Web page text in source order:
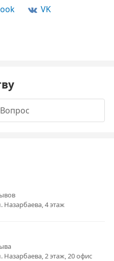
VK
Назарбаева, 4 этаж
Назарбаева, 2 этаж, 20 офис